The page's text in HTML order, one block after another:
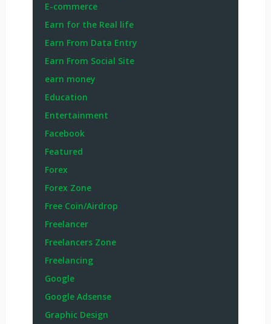
E-commerce
Earn for the Real life
Earn From Data Entry
Earn From Social Site
earn money
Education
Entertainment
Facebook
Featured
Forex
Forex Zone
Free Coin/Airdrop
Freelancer
Freelancers Zone
Freelancing
Google
Google Adsense
Graphic Design